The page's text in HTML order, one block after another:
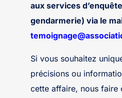
aux services
gendarmerie) via le
Si vous souhaitez
précisions ou
cette affaire, nous faire